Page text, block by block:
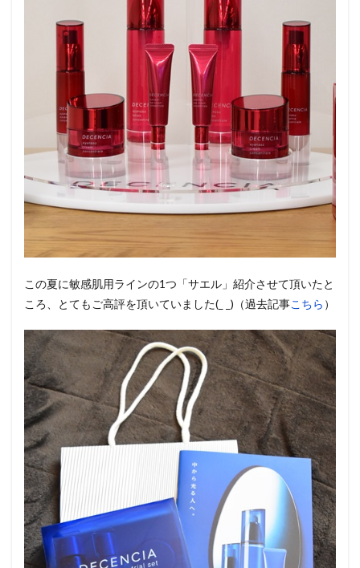
この夏に敏感肌用ラインの1つ「サエル」紹介させて頂いたと
ころ、とてもご高評を頂いていました(_ _)（過去記事こちら ）